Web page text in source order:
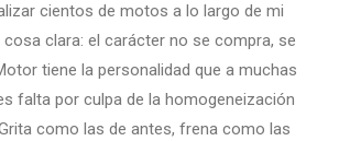
cientos de motos a lo largo de mi
cosa clara: el carácter no se compra, se
tiene la personalidad que a muchas
falta por culpa de la homogeneización
como las de antes, frena como las